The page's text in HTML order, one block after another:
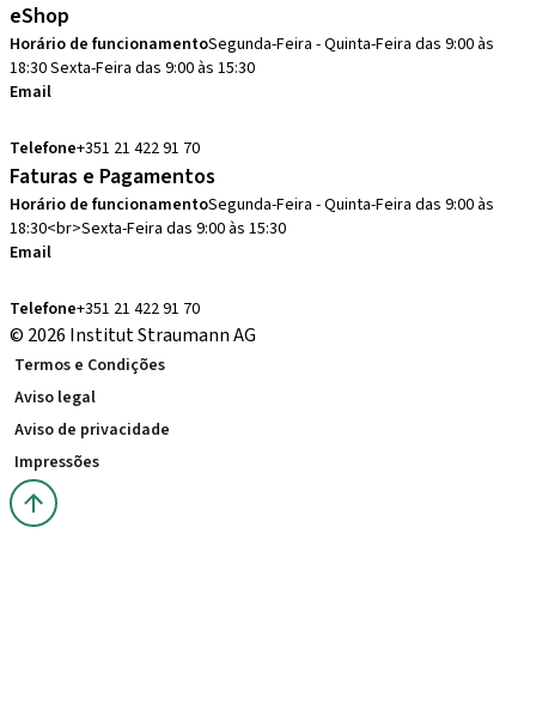
eShop
Horário de funcionamentoSegunda-Feira - Quinta-Feira das 9:00 às
18:30 Sexta-Feira das 9:00 às 15:30
Email
Telefone+351 21 422 91 70
Faturas e Pagamentos
Horário de funcionamentoSegunda-Feira - Quinta-Feira das 9:00 às
18:30<br>Sexta-Feira das 9:00 às 15:30
Email
Telefone+351 21 422 91 70
© 2026 Institut Straumann AG
Termos e Condições
Aviso legal
Aviso de privacidade
Impressões